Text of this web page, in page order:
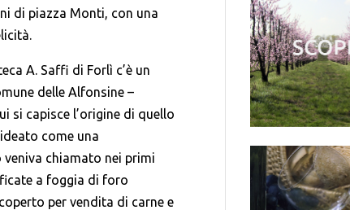
di piazza Monti, con una
A. Saffi di Forlì c’è un
delle Alfonsine –
si capisce l’origine di quello
come una
veniva chiamato nei primi
a foggia di foro
per vendita di carne e